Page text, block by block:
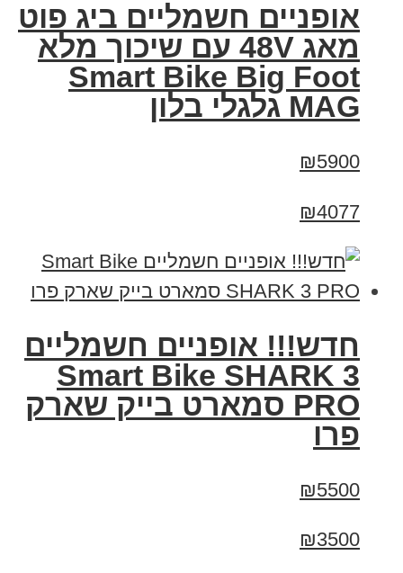
אופניים חשמליים ביג פוט
מאג 48V עם שיכוך מלא
Smart Bike Big Foot
MAG גלגלי בלון
₪5900
₪4077
חדש!!! אופניים חשמליים
Smart Bike SHARK 3
PRO סמארט בייק שארק
פרו
₪5500
₪3500